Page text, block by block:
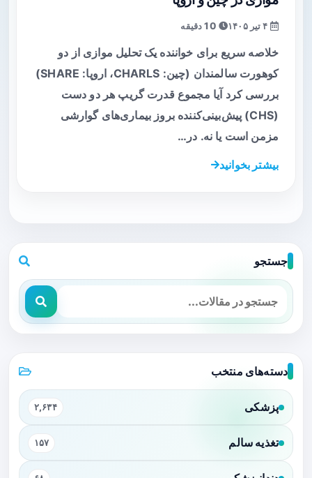
خلاصه سریع برای خواننده یک تحلیل موازی از دو
کوهورت سالمندان (چین: CHARLS، اروپا: SHARE)
بررسی کرد آیا مجموع قدرت گریپ هر دو دست
(CHS) پیش‌بینی‌کننده بروز بیماری‌های گوارشی
مزمن است یا نه. در…
بیشتر بخوانید
جستجو
دسته‌های منتخب
پزشکی ۲,۶۳۴
تغذیه سالم ۱۵۷